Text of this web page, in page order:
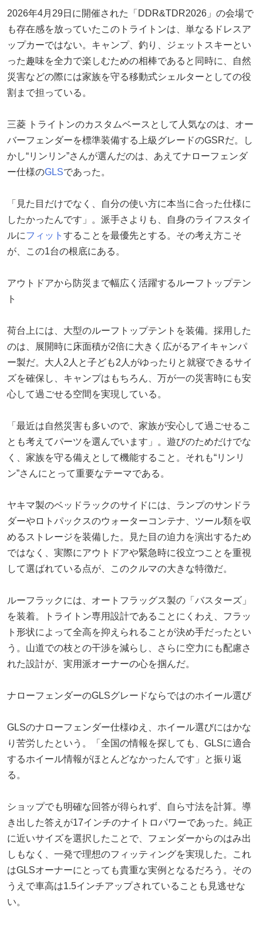
2026年4月29日に開催された「DDR&TDR2026」の会場で
も存在感を放っていたこのトライトンは、単なるドレスア
ップカーではない。キャンプ、釣り、ジェットスキーとい
った趣味を全力で楽しむための相棒であると同時に、自然
災害などの際には家族を守る移動式シェルターとしての役
割まで担っている。
三菱 トライトンのカスタムベースとして人気なのは、オー
バーフェンダーを標準装備する上級グレードのGSRだ。し
かし“リンリン”さんが選んだのは、あえてナローフェンダ
ー仕様のGLSであった。
「見た目だけでなく、自分の使い方に本当に合った仕様に
したかったんです」。派手さよりも、自身のライフスタイ
ルにフィット することを最優先とする。その考え方こそ
が、この1台の根底にある。
アウトドアから防災まで幅広く活躍するルーフトップテン
ト
荷台上には、大型のルーフトップテントを装備。採用した
のは、展開時に床面積が2倍に大きく広がるアイキャンパ
ー製だ。大人2人と子ども2人がゆったりと就寝できるサイ
ズを確保し、キャンプはもちろん、万が一の災害時にも安
心して過ごせる空間を実現している。
「最近は自然災害も多いので、家族が安心して過ごせるこ
とも考えてパーツを選んでいます」。遊びのためだけでな
く、家族を守る備えとして機能すること。それも“リンリ
ン”さんにとって重要なテーマである。
ヤキマ製のベッドラックのサイドには、ランプのサンドラ
ダーやロトパックスのウォーターコンテナ、ツール類を収
めるストレージを装備した。見た目の迫力を演出するため
ではなく、実際にアウトドアや緊急時に役立つことを重視
して選ばれている点が、このクルマの大きな特徴だ。
ルーフラックには、オートフラッグス製の「バスターズ」
を装着。トライトン専用設計であることにくわえ、フラッ
ト形状によって全高を抑えられることが決め手だったとい
う。山道での枝との干渉を減らし、さらに空力にも配慮さ
れた設計が、実用派オーナーの心を掴んだ。
ナローフェンダーのGLSグレードならではのホイール選び
GLSのナローフェンダー仕様ゆえ、ホイール選びにはかな
り苦労したという。「全国の情報を探しても、GLSに適合
するホイール情報がほとんどなかったんです」と振り返
る。
ショップでも明確な回答が得られず、自ら寸法を計算。導
き出した答えが17インチのナイトロパワーであった。純正
に近いサイズを選択したことで、フェンダーからのはみ出
しもなく、一発で理想のフィッティングを実現した。これ
はGLSオーナーにとっても貴重な実例となるだろう。その
うえで車高は1.5インチアップされていることも見逃せな
い。